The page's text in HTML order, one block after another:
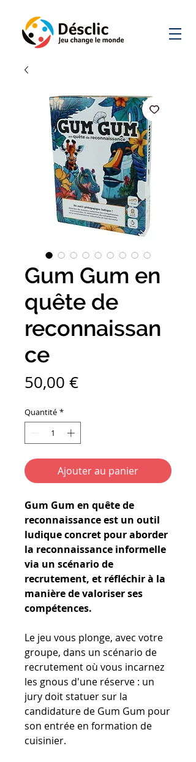
Gum Gum en
quête de
reconnaissan
ce
50,00 €Prix
Quantité *
Ajouter au panier
Gum Gum en quête de
reconnaissance est un outil
ludique concret pour aborder
la reconnaissance informelle
via un scénario de
recrutement, et réfléchir à la
manière de valoriser ses
compétences.
Le jeu vous plonge, avec votre
groupe, dans un scénario de
recrutement où vous incarnez
les gnous d'une réserve : un
jury doit statuer sur la
candidature de Gum Gum pour
son entrée en formation de
cuisinier.